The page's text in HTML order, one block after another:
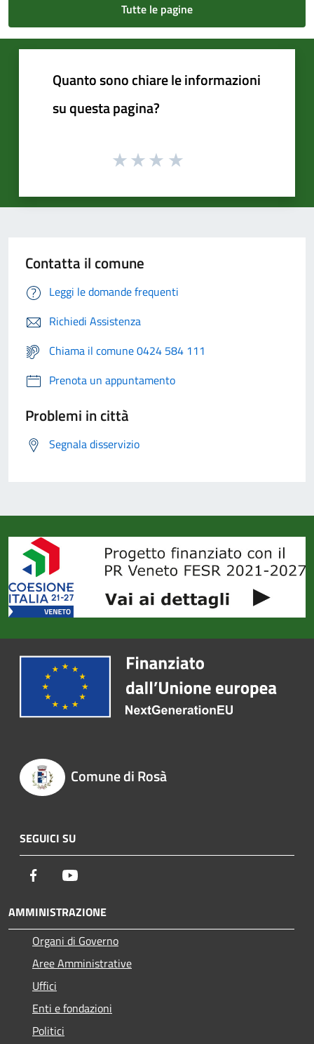
Tutte le pagine
Quanto sono chiare le informazioni
su questa pagina?
Contatta il comune
Leggi le domande frequenti
Richiedi Assistenza
Chiama il comune 0424 584 111
Prenota un appuntamento
Problemi in città
Segnala disservizio
Comune di Rosà
SEGUICI SU
Facebook
AMMINISTRAZIONE
Organi di Governo
Aree Amministrative
Uffici
Enti e fondazioni
Politici